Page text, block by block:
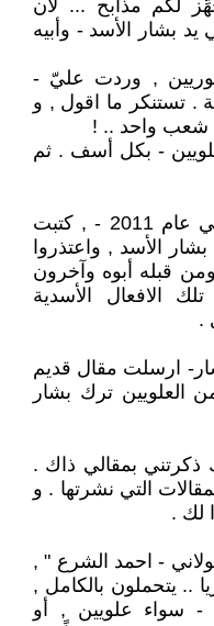
لكم مذابح ... لأن
بشار الأسد - وأبيه
, وردت عليّ -
. تستنكر ما اقول , و
شعب واحد .. !
- بكل أسف . ثم
ومن قبل ذلك بسنوات كثيرة - في عام 2011 - , كتبت
الأسد , واعتذروا
قبله أبوه وآخرون
الافعال الأسدية
.
ارسلت مقال قديم
فيه من العلويين ترك بشار
بمقالي ذاك .
التي نشرتها . و
لك .
- احمد الشرع " ,
يتحملون بالكامل ,
- سواء علويين , أو